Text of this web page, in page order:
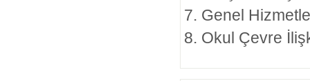
Genel
Okul Çevre